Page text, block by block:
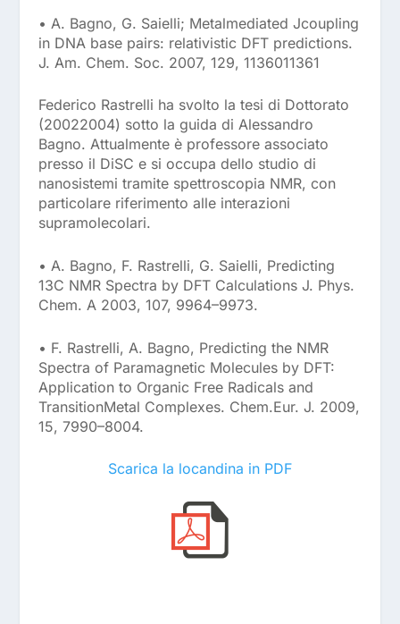
• A. Bagno, G. Saielli; Metalmediated Jcoupling
in DNA base pairs: relativistic DFT predictions.
J. Am. Chem. Soc. 2007, 129, 1136011361
Federico Rastrelli ha svolto la tesi di Dottorato
(20022004) sotto la guida di Alessandro
Bagno. Attualmente è professore associato
presso il DiSC e si occupa dello studio di
nanosistemi tramite spettroscopia NMR, con
particolare riferimento alle interazioni
supramolecolari.
• A. Bagno, F. Rastrelli, G. Saielli, Predicting
13C NMR Spectra by DFT Calculations J. Phys.
Chem. A 2003, 107, 9964–9973.
• F. Rastrelli, A. Bagno, Predicting the NMR
Spectra of Paramagnetic Molecules by DFT:
Application to Organic Free Radicals and
TransitionMetal Complexes. Chem.Eur. J. 2009,
15, 7990–8004.
Scarica la locandina in PDF